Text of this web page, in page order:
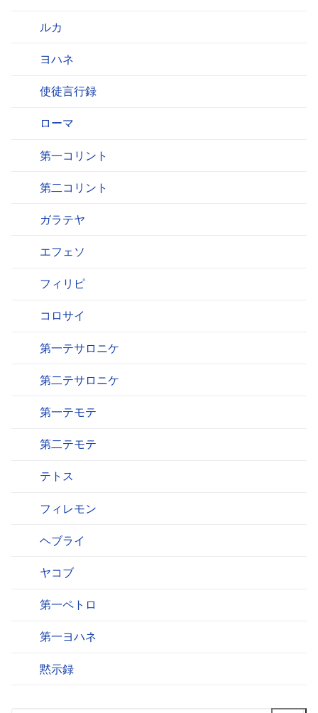
ルカ
ヨハネ
使徒言行録
ローマ
第一コリント
第二コリント
ガラテヤ
エフェソ
フィリピ
コロサイ
第一テサロニケ
第二テサロニケ
第一テモテ
第二テモテ
テトス
フィレモン
ヘブライ
ヤコブ
第一ペトロ
第一ヨハネ
黙示録